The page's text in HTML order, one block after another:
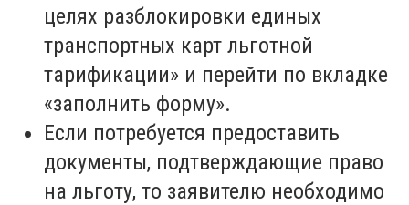
целях разблокировки единых
транспортных карт льготной
тарификации» и перейти по вкладке
«заполнить форму».
Если потребуется предоставить
документы, подтверждающие право
на льготу, то заявителю необходимо